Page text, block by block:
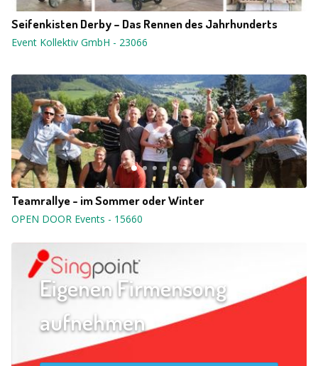
Seifenkisten Derby – Das Rennen des Jahrhunderts
Event Kollektiv GmbH - 23066
Teamrallye - im Sommer oder Winter
OPEN DOOR Events - 15660
Eigenen Firmensong
aufnehmen